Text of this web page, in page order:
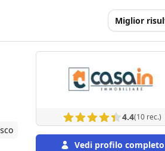
Miglior
4.4(10 rec.)
Vedi profilo completo